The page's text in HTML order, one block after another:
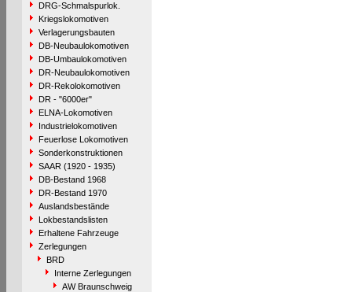
DRG-Schmalspurlok.
Kriegslokomotiven
Verlagerungsbauten
DB-Neubaulokomotiven
DB-Umbaulokomotiven
DR-Neubaulokomotiven
DR-Rekolokomotiven
DR - "6000er"
ELNA-Lokomotiven
Industrielokomotiven
Feuerlose Lokomotiven
Sonderkonstruktionen
SAAR (1920 - 1935)
DB-Bestand 1968
DR-Bestand 1970
Auslandsbestände
Lokbestandslisten
Erhaltene Fahrzeuge
Zerlegungen
BRD
Interne Zerlegungen
AW Braunschweig